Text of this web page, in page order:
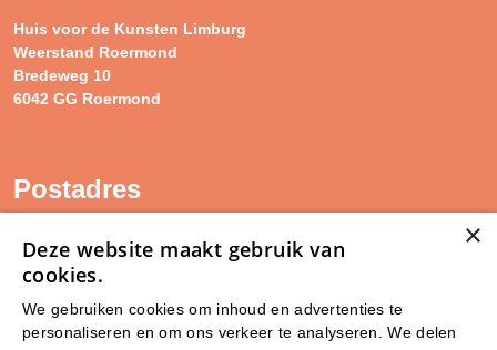
Huis voor de Kunsten Limburg
Weerstand Roermond
Bredeweg 10
6042 GG Roermond
Postadres
SAM Limburg
Postbus 203
×
Deze website maakt gebruik van
cookies.
We gebruiken cookies om inhoud en advertenties te
personaliseren en om ons verkeer te analyseren. We delen